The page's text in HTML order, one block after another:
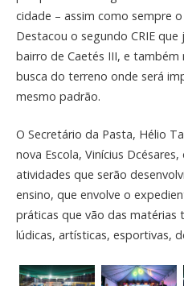
cidade – assim como sempre
Destacou o segundo CRIE
bairro de Caetés III, e
busca do terreno onde será
mesmo padrão.
O Secretário da Pasta, Hélio
nova Escola, Vinícius
atividades que serão
ensino, que envolve o
práticas que vão das matérias
lúdicas, artísticas, esportivas,